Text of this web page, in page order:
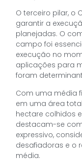
O terceiro pilar, o
garantir a
planejadas. O
campo foi
execução no
aplicações para
foram
Com uma média
em uma área
hectare colhidos
destacam-se
expressivo,
desafiadoras e o
média.